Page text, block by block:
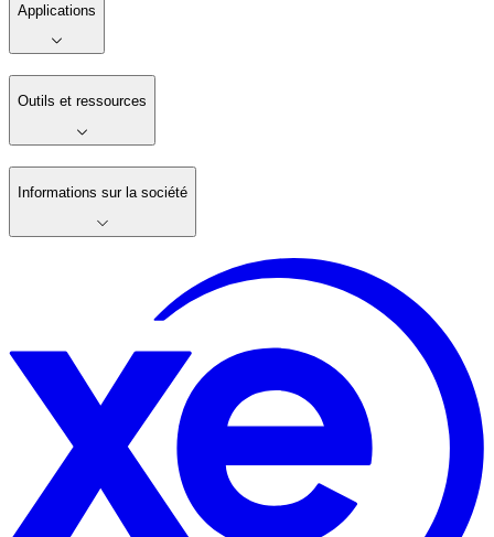
Applications
Outils et ressources
Informations sur la société